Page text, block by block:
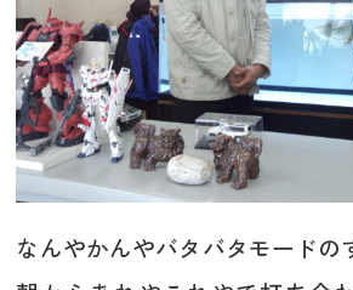
なんやかんやバタバタモードの